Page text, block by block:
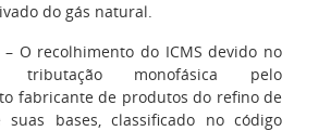
do gás natural.
– O recolhimento do ICMS devido no
monofásica pelo
fabricante de produtos do refino de
bases, classificado no código